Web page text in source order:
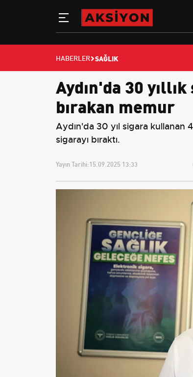
HABERLER SAĞLIK
Aydın'da 30
bırakan memur
Aydın'da 30 yıl sigara kullanan
sigarayı bıraktı.
Yayın Tarihi:15.09.2025 13:33